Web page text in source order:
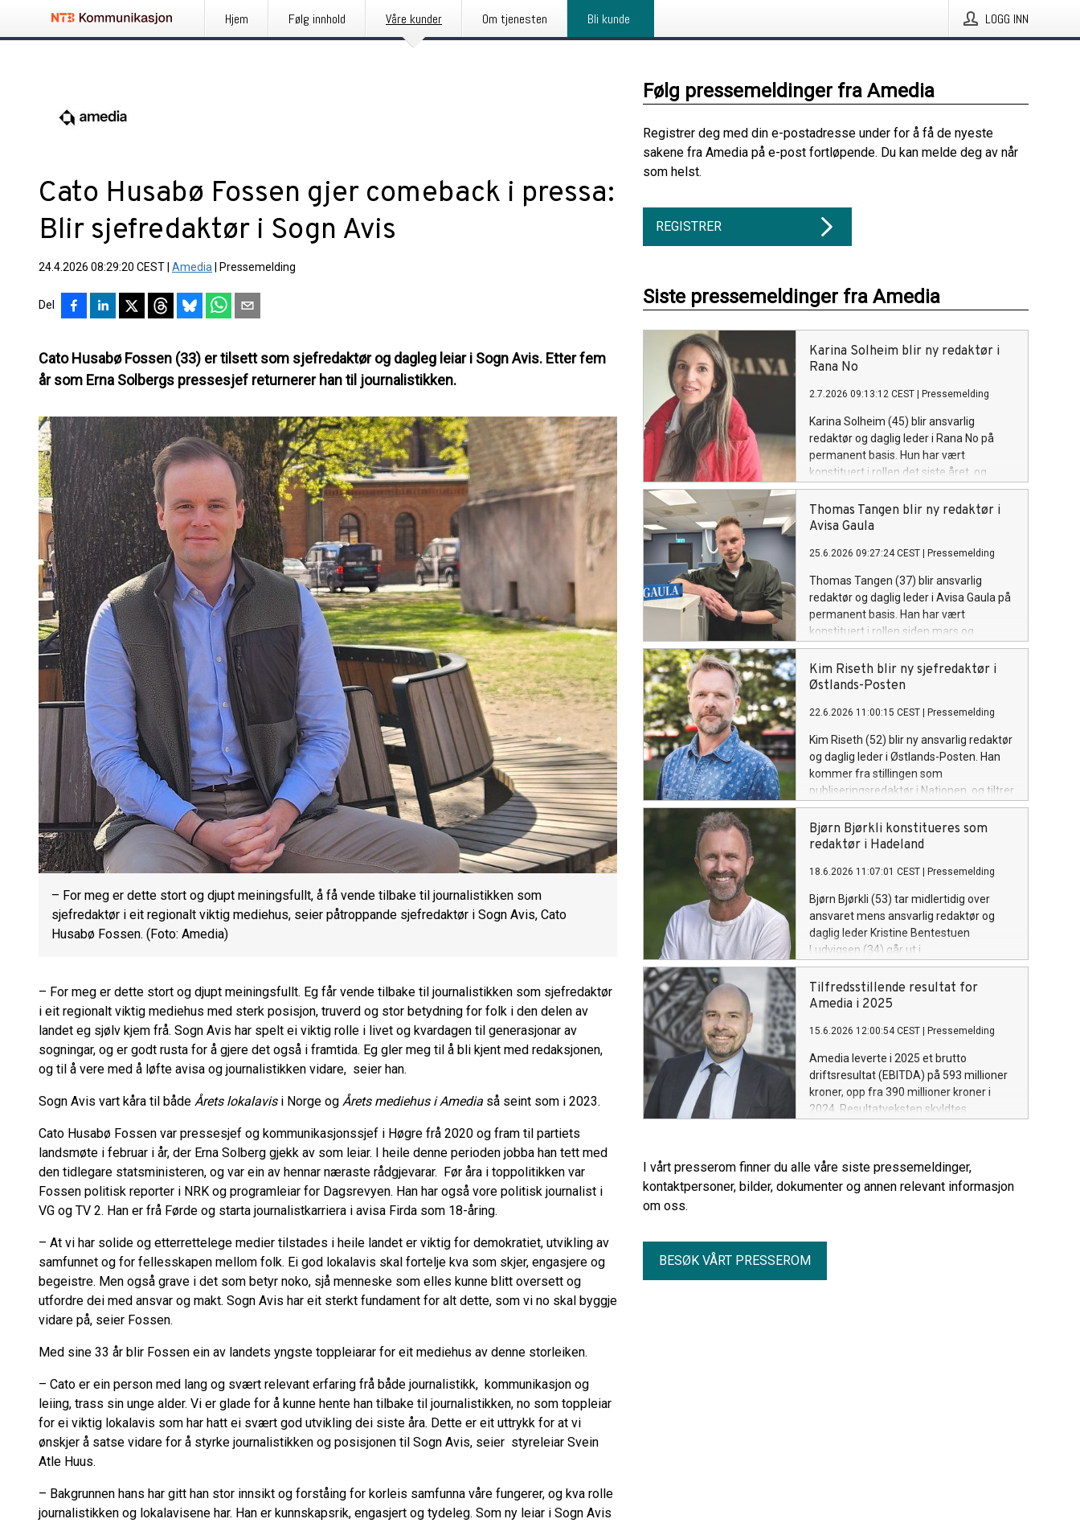
Hjem Følg innhold Våre kunder Om tjenesten Bli kunde LOGG INN
Cato Husabø Fossen gjer comeback i pressa:
Blir sjefredaktør i Sogn Avis
24.4.2026 08:29:20 CEST Amedia Pressemelding
Del
Cato Husabø Fossen (33) er tilsett som sjefredaktør og dagleg leiar i Sogn Avis. Etter fem
år som Erna Solbergs pressesjef returnerer han til journalistikken.
– For meg er dette stort og djupt meiningsfullt, å få vende tilbake til journalistikken som
sjefredaktør i eit regionalt viktig mediehus, seier påtroppande sjefredaktør i Sogn Avis, Cato
Husabø Fossen. (Foto: Amedia)
– For meg er dette stort og djupt meiningsfullt. Eg får vende tilbake til journalistikken som sjefredaktør
i eit regionalt viktig mediehus med sterk posisjon, truverd og stor betydning for folk i den delen av
landet eg sjølv kjem frå. Sogn Avis har spelt ei viktig rolle i livet og kvardagen til generasjonar av
sogningar, og er godt rusta for å gjere det også i framtida. Eg gler meg til å bli kjent med redaksjonen,
og til å vere med å løfte avisa og journalistikken vidare, seier han.
Sogn Avis vart kåra til både Årets lokalavisi Norge og Årets mediehus i Amedia så seint som i 2023.
Cato Husabø Fossen var pressesjef og kommunikasjonssjef i Høgre frå 2020 og fram til partiets
landsmøte i februar i år, der Erna Solberg gjekk av som leiar. I heile denne perioden jobba han tett med
den tidlegare statsministeren, og var ein av hennar næraste rådgjevarar. Før åra i toppolitikken var
Fossen politisk reporter i NRK og programleiar for Dagsrevyen. Han har også vore politisk journalist i
VG og TV 2. Han er frå Førde og starta journalistkarriera i avisa Firda som 18-åring.
– At vi har solide og etterrettelege medier tilstades i heile landet er viktig for demokratiet, utvikling av
samfunnet og for fellesskapen mellom folk. Ei god lokalavis skal fortelje kva som skjer, engasjere og
begeistre. Men også grave i det som betyr noko, sjå menneske som elles kunne blitt oversett og
utfordre dei med ansvar og makt. Sogn Avis har eit sterkt fundament for alt dette, som vi no skal byggje
vidare på, seier Fossen.
Med sine 33 år blir Fossen ein av landets yngste toppleiarar for eit mediehus av denne storleiken.
– Cato er ein person med lang og svært relevant erfaring frå både journalistikk, kommunikasjon og
leiing, trass sin unge alder. Vi er glade for å kunne hente han tilbake til journalistikken, no som toppleiar
for ei viktig lokalavis som har hatt ei svært god utvikling dei siste åra. Dette er eit uttrykk for at vi
ønskjer å satse vidare for å styrke journalistikken og posisjonen til Sogn Avis, seier styreleiar Svein
Atle Huus.
– Bakgrunnen hans har gitt han stor innsikt og forståing for korleis samfunna våre fungerer, og kva rolle
journalistikken og lokalavisene har. Han er kunnskapsrik, engasjert og tydeleg. Som ny leiar i Sogn Avis
Følg pressemeldinger fra Amedia
Registrer deg med din e-postadresse under for å få de nyeste
sakene fra Amedia på e-post fortløpende. Du kan melde deg av når
som helst.
REGISTRER
Siste pressemeldinger fra Amedia
Karina Solheim blir ny redaktør i
Rana No
2.7.2026 09:13:12 CEST Pressemelding
Karina Solheim (45) blir ansvarlig
redaktør og daglig leder i Rana No på
permanent basis. Hun har vært
konstituert i rollen det siste året, og
kommer fra stillingen som
nyhetsredaktør i samme avis.
Thomas Tangen blir ny redaktør i
Avisa Gaula
25.6.2026 09:27:24 CEST Pressemelding
Thomas Tangen (37) blir ansvarlig
redaktør og daglig leder i Avisa Gaula på
permanent basis. Han har vært
konstituert i rollen siden mars og
kommer fra Trondheims-avisa Nidaros.
Kim Riseth blir ny sjefredaktør i
Østlands-Posten
22.6.2026 11:00:15 CEST Pressemelding
Kim Riseth (52) blir ny ansvarlig redaktør
og daglig leder i Østlands-Posten. Han
kommer fra stillingen som
publiseringsredaktør i Nationen, og tiltrer
ved månedsskiftet september/oktober.
Bjørn Bjørkli konstitueres som
redaktør i Hadeland
18.6.2026 11:07:01 CEST Pressemelding
Bjørn Bjørkli (53) tar midlertidig over
ansvaret mens ansvarlig redaktør og
daglig leder Kristine Bentestuen
Ludvigsen (34) går ut i
foreldrepermisjon.
Tilfredsstillende resultat for
Amedia i 2025
15.6.2026 12:00:54 CEST Pressemelding
Amedia leverte i 2025 et brutto
driftsresultat (EBITDA) på 593 millioner
kroner, opp fra 390 millioner kroner i
2024. Resultatveksten skyldtes
abonnementsvekst, god digital
annonseutvikling og lavere kostnader til
papirprodukter i den norske
I vårt presserom finner du alle våre siste pressemeldinger,
kontaktpersoner, bilder, dokumenter og annen relevant informasjon
om oss.
BESØK VÅRT PRESSEROM